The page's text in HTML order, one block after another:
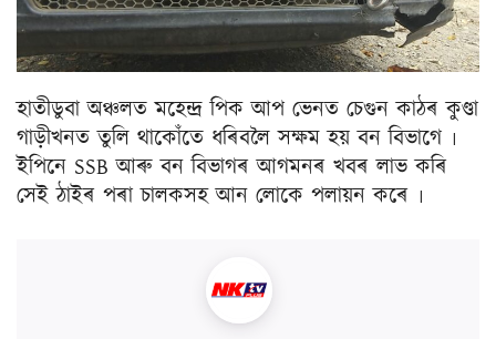
হাতীডুবা অঞ্চলত মহেন্দ্ৰ পিক আপ ভেনত চেগুন কাঠৰ কুণ্ডা
গাড়ীখনত তুলি থাকোঁতে ধৰিবলৈ সক্ষম হয় বন বিভাগে ৷
ইপিনে SSB আৰু বন বিভাগৰ আগমনৰ খবৰ লাভ কৰি
সেই ঠাইৰ পৰা চালকসহ আন লোকে পলায়ন কৰে ৷